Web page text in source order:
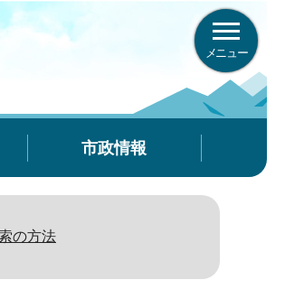
メニュー
市政情報
の方法